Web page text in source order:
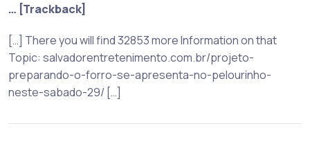
… [Trackback]
[…] There you will find 32853 more Information on that
Topic: salvadorentretenimento.com.br/projeto-
preparando-o-forro-se-apresenta-no-pelourinho-
neste-sabado-29/ […]